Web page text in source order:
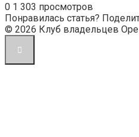
0 1 303 просмотров
Понравилась статья?
© 2026 Клуб владельцев